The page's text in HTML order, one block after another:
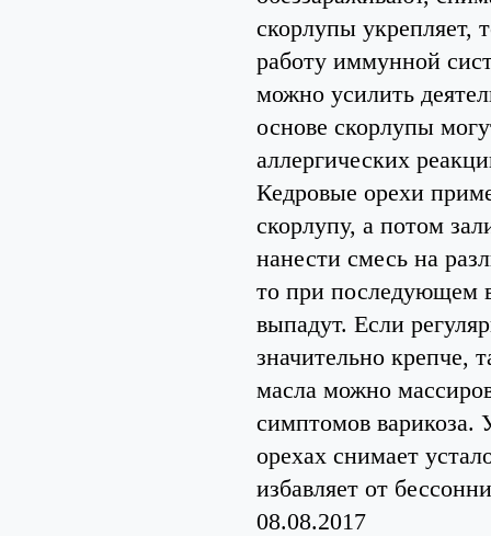
скорлупы укрепляет,
работу иммунной
можно усилить
основе скорлупы
аллергических
Кедровые орехи
скорлупу, а потом
нанести смесь на
то при последующем
выпадут. Если
значительно
масла можно
симптомов варикоза.
орехах снимает
избавляет от
08.08.2017